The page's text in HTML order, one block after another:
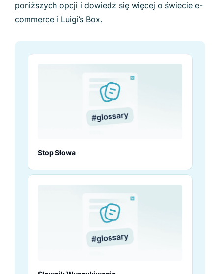
poniższych opcji i dowiedz się więcej o świecie e-
commerce i Luigi’s Box.
Stop Słowa